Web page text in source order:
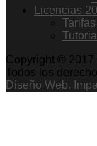
Licencias
Copyright ©
Todos los
Diseño Web.